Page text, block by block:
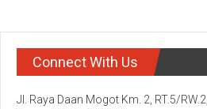
Connect With Us
Jl. Raya Daan Mogot Km. 2, RT.5/